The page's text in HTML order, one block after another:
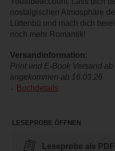
nostalgischen Atmosphäre
Lüttenbü und mach dich
noch mehr Romantik!
Versandinformation:
Print und E-Book Versand ab
angekommen ab 16.03.26
Buchdetails
LESEPROBE ÖFFNEN
Leseprobe als PDF